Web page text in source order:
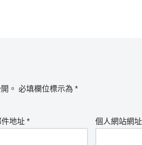
。 必填欄位標示為 *
地址 * 個人網站網址